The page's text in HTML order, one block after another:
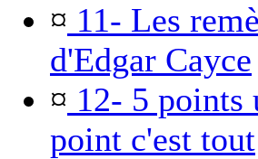
¤ 11- Les
d'Edgar Cayce
¤ 12- 5 points
point c'est tout